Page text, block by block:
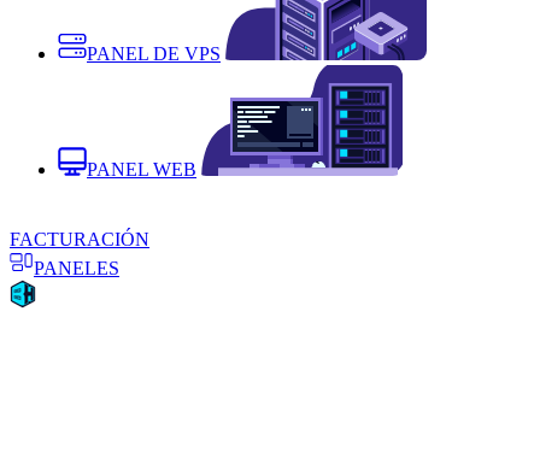
PANEL DE VPS
PANEL WEB
FACTURACIÓN
PANELES